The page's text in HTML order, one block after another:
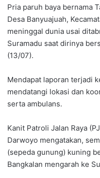
Pria paruh baya bernama
Desa Banyuajuah,
meninggal dunia usai
Suramadu saat dirinya
(13/07).
Mendapat laporan terjadi
mendatangi lokasi dan
serta ambulans.
Kanit Patroli Jalan Raya
Darwoyo mengatakan,
(sepeda gunung) kuning
Bangkalan mengarah ke